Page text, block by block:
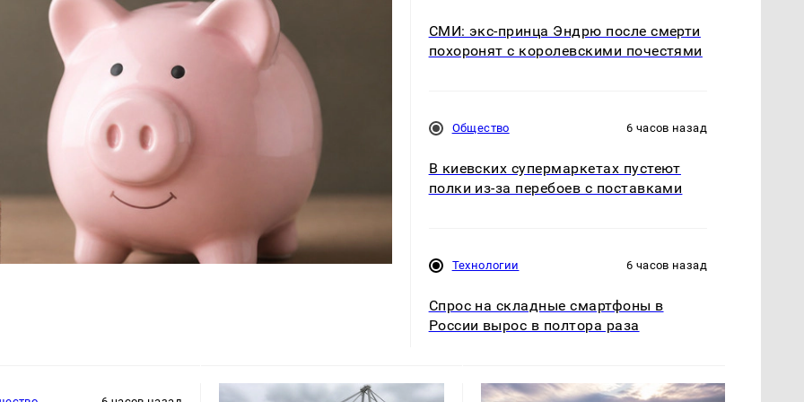
СМИ: экс-принца Эндрю после смерти
похоронят с королевскими почестями
Общество 6 часов назад
В киевских супермаркетах пустеют
полки из-за перебоев с поставками
Технологии 6 часов назад
Спрос на складные смартфоны в
России вырос в полтора раза